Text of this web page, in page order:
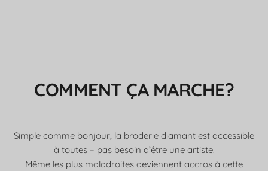
COMMENT ÇA MARCHE?
Simple comme bonjour, la broderie diamant est accessible
à toutes – pas besoin d’être une artiste.
Même les plus maladroites deviennent accros à cette